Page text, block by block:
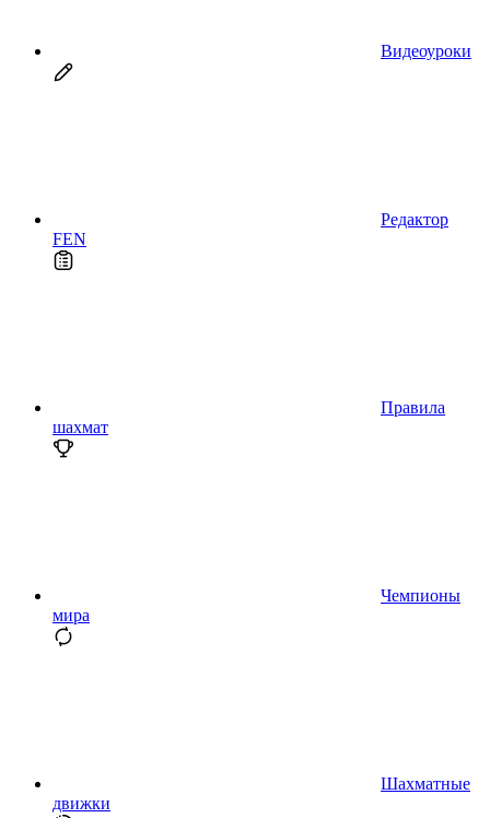
Видеоуроки
Редактор
FEN
Правила
шахмат
Чемпионы
мира
Шахматные
движки